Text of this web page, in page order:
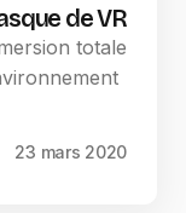
de VR
totale
23 mars 2020